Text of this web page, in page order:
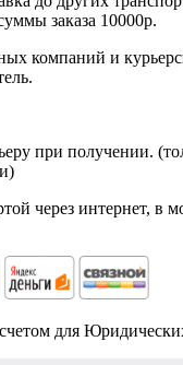
заказа 10000р.
компаний и
при получении.
через интернет, в
для